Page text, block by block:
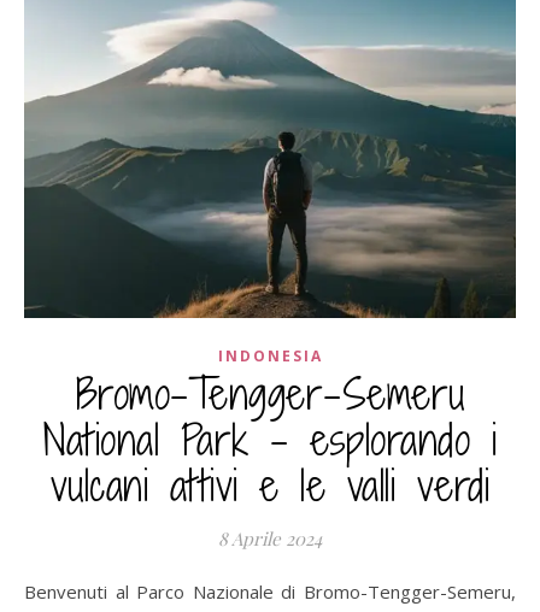
INDONESIA
Bromo-Tengger-Semeru
National Park – esplorando i
vulcani attivi e le valli verdi
8 Aprile 2024
Benvenuti al Parco Nazionale di Bromo-Tengger-Semeru,